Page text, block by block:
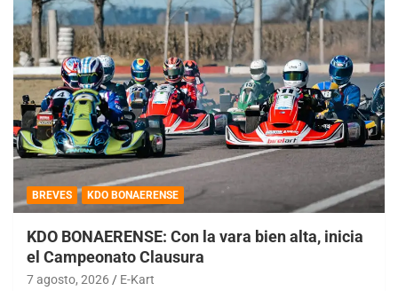
BREVES KDO BONAERENSE
KDO BONAERENSE: Con la vara bien alta, inicia
el Campeonato Clausura
7 agosto, 2026 E-Kart